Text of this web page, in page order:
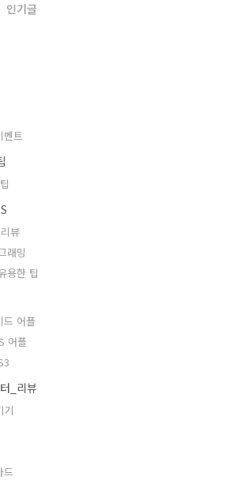
인기글
벤트
뷰
래밍
용한 팁
드 어플
어플
_리뷰
기
드